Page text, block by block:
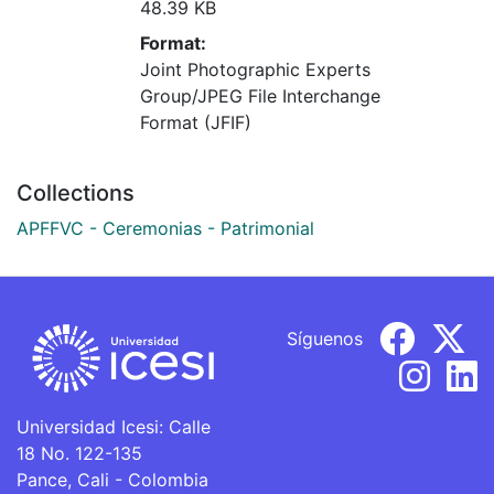
48.39 KB
Format:
Joint Photographic Experts
Group/JPEG File Interchange
Format (JFIF)
Collections
APFFVC - Ceremonias - Patrimonial
Universidad Icesi: Calle
18 No. 122-135
Pance, Cali - Colombia
Síguenos